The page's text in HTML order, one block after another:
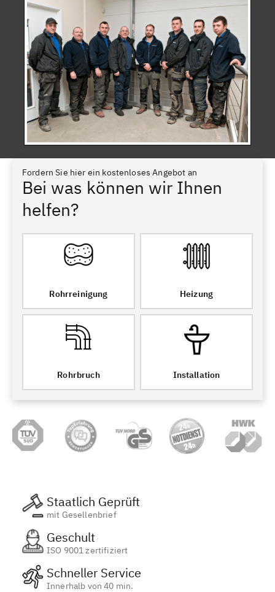
Fordern Sie hier ein kostenloses Angebot an
Bei was können wir Ihnen
helfen?
Rohrreinigung Heizung
Rohrbruch Installation
Staatlich Geprüft
mit Gesellenbrief
Geschult
ISO 9001 zertifiziert
Schneller Service
Innerhalb von 40 min.